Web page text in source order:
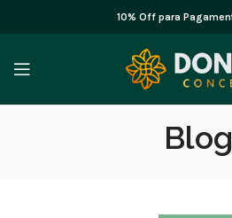
10% Off para
Blog